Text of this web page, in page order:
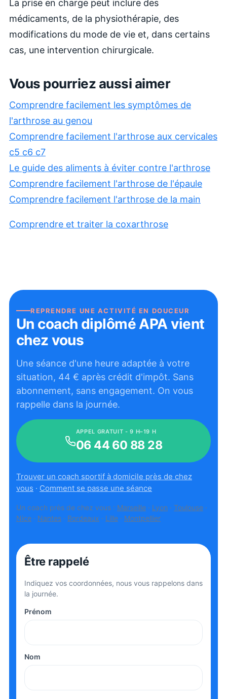
La prise en charge peut inclure des
médicaments, de la physiothérapie, des
modifications du mode de vie et, dans certains
cas, une intervention chirurgicale.
Vous pourriez aussi aimer
Comprendre facilement les symptômes de
l'arthrose au genou
Comprendre facilement l'arthrose aux cervicales
c5 c6 c7
Le guide des aliments à éviter contre l'arthrose
Comprendre facilement l'arthrose de l'épaule
Comprendre facilement l'arthrose de la main
Comprendre et traiter la coxarthrose
REPRENDRE UNE ACTIVITÉ EN DOUCEUR
Un coach diplômé APA vient
chez vous
Une séance d'une heure adaptée à votre
situation, 44 € après crédit d'impôt. Sans
abonnement, sans engagement. On vous
rappelle dans la journée.
APPEL GRATUIT - 9 H–19 H
06 44 60 88 28
Trouver un coach sportif à domicile près de chez
vous · Comment se passe une séance
Un coach près de chez vous : Marseille · Lyon · Toulouse ·
Nice · Nantes · Bordeaux · Lille · Montpellier
Être rappelé
Indiquez vos coordonnées, nous vous rappelons dans
la journée.
Prénom
Nom